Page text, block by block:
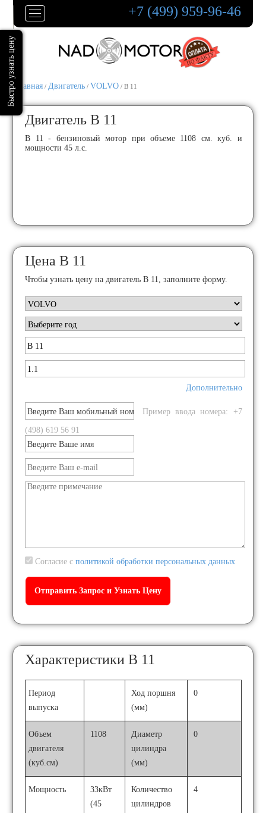
+7 (499) 959-96-46
Главная / Двигатель / VOLVO / B 11
Двигатель B 11
B 11 - бензиновый мотор при объеме 1108 см. куб. и
мощности 45 л.с.
Цена B 11
Чтобы узнать цену на двигатель B 11, заполните форму.
Дополнительно
Пример ввода номера: +7
(498) 619 56 91
Согласие сполитикой обработки персональных данных
Характеристики B 11
Период
выпуска
Ход поршня
(мм)
0
Объем
двигателя
(куб.см)
1108
Диаметр
цилиндра
(мм)
0
Мощность
33кВт
(45
Количество
цилиндров
4